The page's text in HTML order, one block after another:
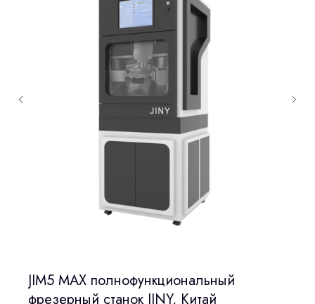
JIM5 MAX полнофункциональный
фрезерный станок JINY, Китай